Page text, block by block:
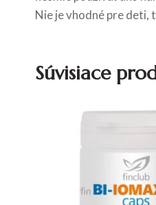
Nie je vhodné pre deti,
Súvisiace